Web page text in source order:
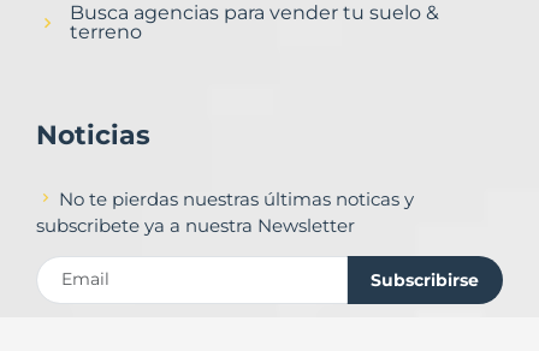
Busca agencias para vender tu suelo &
terreno
Noticias
No te pierdas nuestras últimas noticas y
subscribete ya a nuestra Newsletter
Subscribirse